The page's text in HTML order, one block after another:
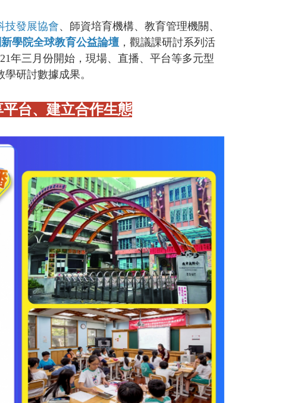
技發展協會、師資培育機構、教育管理機關、
學院全球教育公益論壇，觀議課研討系列活
年三月份開始，現場、直播、平台等多元型
研討數據成果。
台、建立合作生態